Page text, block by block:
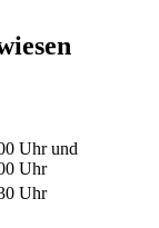
Uhr und
Uhr
Uhr